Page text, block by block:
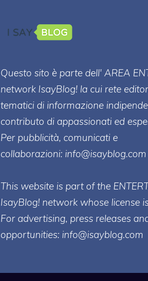
Questo sito è parte dell' AREA
network IsayBlog! la cui rete
tematici di informazione
contributo di appassionati ed
Per pubblicità, comunicati e
collaborazioni: info@isayblog.com
This website is part of the
IsayBlog! network whose license
For advertising, press releases
opportunities: info@isayblog.com